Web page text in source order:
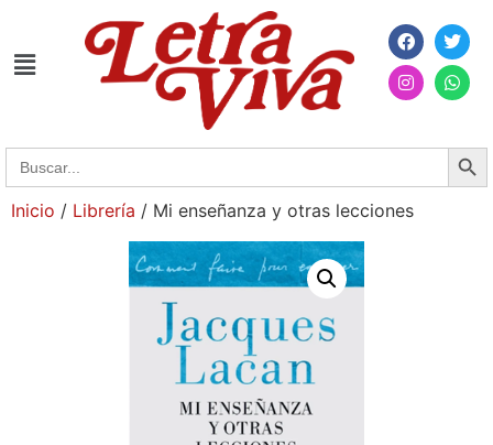
Search
for:
Inicio / Librería / Mi enseñanza y otras lecciones